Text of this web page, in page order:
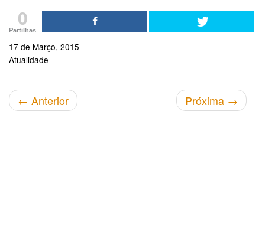
0
Partilhas
17 de Março, 2015
Atualidade
← Anterior Próxima →